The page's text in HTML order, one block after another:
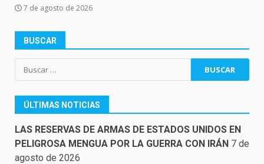
7 de agosto de 2026
BUSCAR
Buscar:
ÚLTIMAS NOTICIAS
LAS RESERVAS DE ARMAS DE ESTADOS UNIDOS EN
PELIGROSA MENGUA POR LA GUERRA CON IRÁN 7 de
agosto de 2026